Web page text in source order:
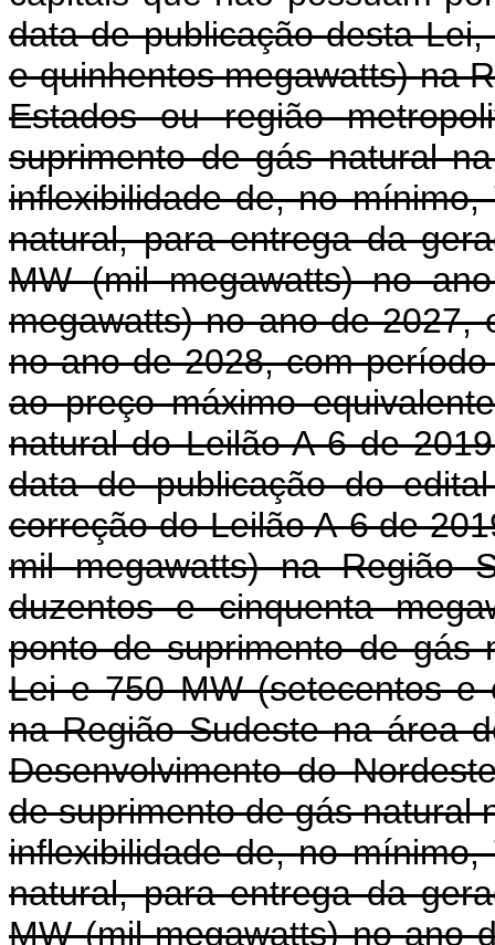
data de publicação desta
e quinhentos megawatts) na
Estados ou região
suprimento de gás natural
inflexibilidade de, no
natural, para entrega da
MW (mil megawatts) no
megawatts) no ano de 2027,
no ano de 2028, com
ao preço máximo
natural do Leilão A-6 de
data de publicação do
correção do Leilão A-6 de
mil megawatts) na Região
duzentos e cinquenta
ponto de suprimento de gás
Lei e 750 MW (setecentos e
na Região Sudeste na área
Desenvolvimento do
de suprimento de gás natural
inflexibilidade de, no
natural, para entrega da
MW (mil megawatts) no ano